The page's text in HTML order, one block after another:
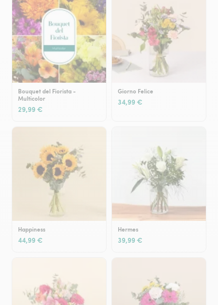
Bouquet del Fiorista -
Multicolor
29,99 €
Giorno Felice
34,99 €
Happiness
44,99 €
Hermes
39,99 €